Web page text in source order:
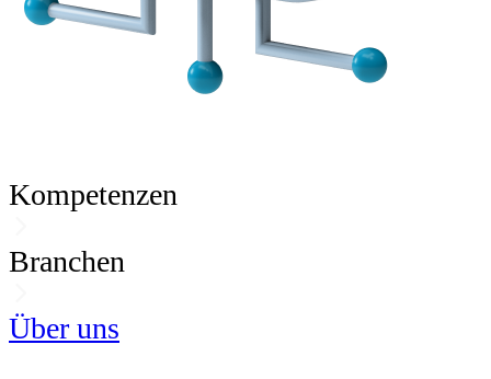
Kompetenzen
Branchen
Über uns